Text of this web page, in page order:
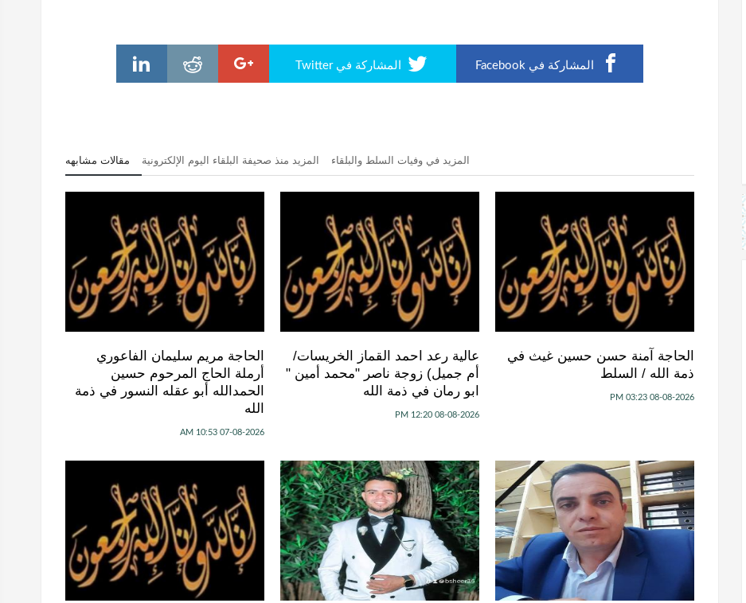
المشاركة في Facebook المشاركة في Twitter
مقالات مشابهه المزيد منذ صحيفة البلقاء اليوم الإلكترونية المزيد في وفيات السلط والبلقاء
الحاجة آمنة حسن حسين غيث في
ذمة الله / السلط
08-08-2026 03:23 PM
عالية رعد احمد القماز الخريسات/
أم جميل) زوجة ناصر "محمد أمين "
ابو رمان في ذمة الله
08-08-2026 12:20 PM
الحاجة مريم سليمان الفاعوري
أرملة الحاج المرحوم حسين
الحمدالله أبو عقله النسور في ذمة
الله
07-08-2026 10:53 AM